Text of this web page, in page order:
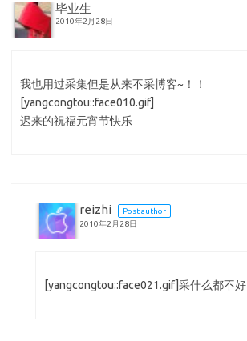
毕业生
2010年2月28日
我也用过采集但是从来不采博客~！！
[yangcongtou::face010.gif]
迟来的祝福元宵节快乐
reizhi
Post author
2010年2月28日
[yangcongtou::face021.gif]采什么都不好